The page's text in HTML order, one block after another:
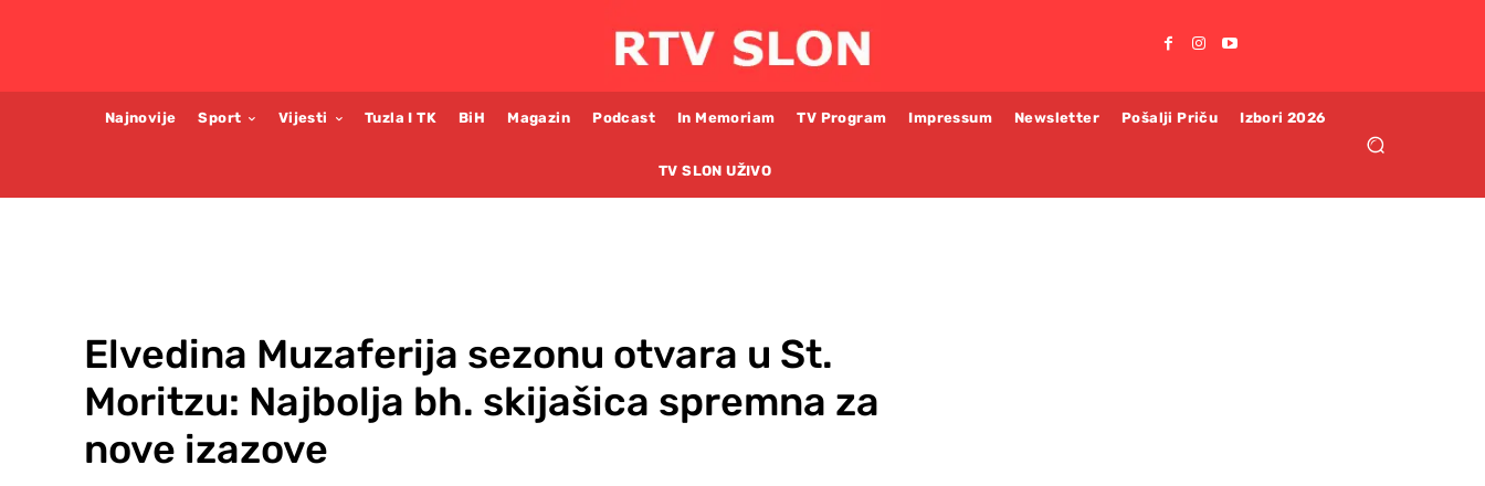
Najnovije Sport Vijesti Tuzla I TK BiH Magazin Podcast In Memoriam TV Program Impressum Newsletter Pošalji Priču Izbori 2026
TV SLON UŽIVO
Elvedina Muzaferija sezonu otvara u St.
Moritzu: Najbolja bh. skijašica spremna za
nove izazove